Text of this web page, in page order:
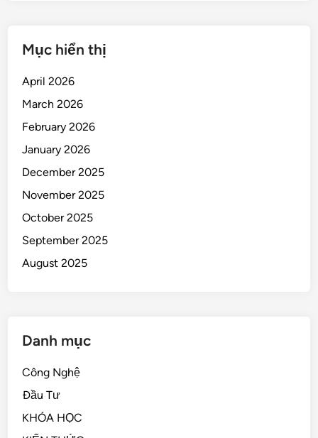
Mục hiển thị
April 2026
March 2026
February 2026
January 2026
December 2025
November 2025
October 2025
September 2025
August 2025
Danh mục
Công Nghệ
Đầu Tư
KHÓA HỌC